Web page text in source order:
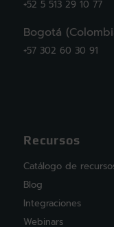
+52 5 513 29 10 77
Bogotá
+57 302 60 30 91
Recursos
Catálogo de
Blog
Integraciones
Webinars